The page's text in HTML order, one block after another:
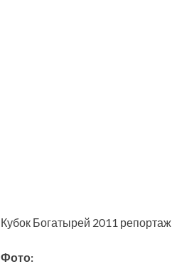
Кубок Богатырей 2011 репортаж
Фото: